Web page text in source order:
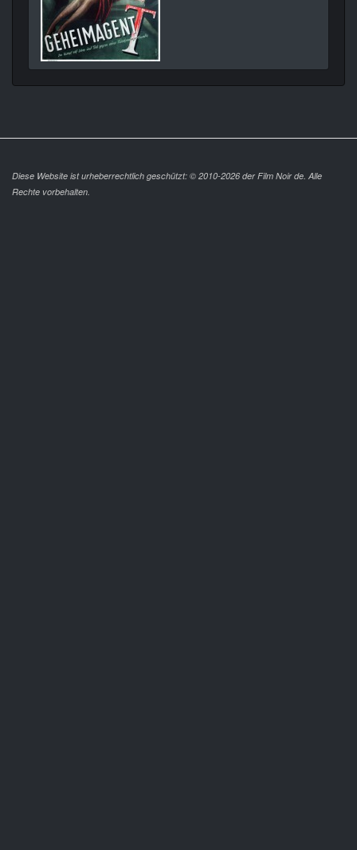
Diese Website ist urheberrechtlich geschützt: © 2010-2026 der Film Noir de. Alle
Rechte vorbehalten.